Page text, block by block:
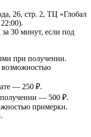
26, стр. 2, ТЦ «Глобал
30 минут, если под
при получении.
возможностью
— 250 ₽.
получении — 500 ₽.
примерки.